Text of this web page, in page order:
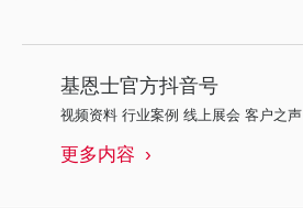
基恩士官方抖音号
视频资料 行业案例 线上展会 客户之声
更多内容